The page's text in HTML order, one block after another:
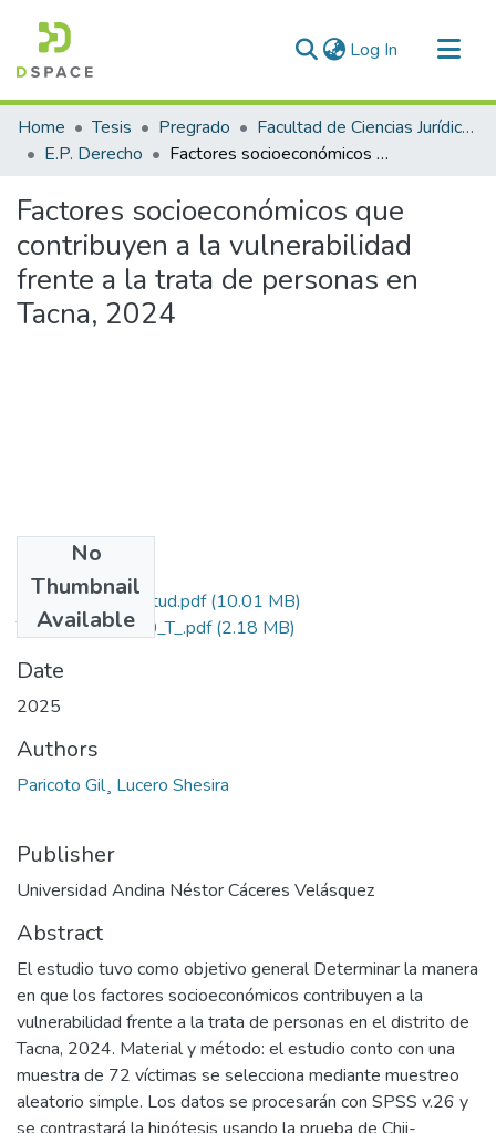
Log In (current)
Communities & Collections
All of DSpace
Home Tesis Pregrado
Facultad de Ciencias Jurídicas y Políticas
E.P. Derecho
Factores socioeconómicos que contribuyen a la vulnerabilidad frente a la trata de personas en Tacna, 2024
Factores socioeconómicos que
contribuyen a la vulnerabilidad
frente a la trata de personas en
Tacna, 2024
No
Thumbnail
Available
Grado de Similitud.pdf(10.01 MB)
T036_70136590_T_.pdf(2.18 MB)
Date
2025
Authors
Paricoto Gil¸ Lucero Shesira
Publisher
Universidad Andina Néstor Cáceres Velásquez
Abstract
El estudio tuvo como objetivo general Determinar la manera
en que los factores socioeconómicos contribuyen a la
vulnerabilidad frente a la trata de personas en el distrito de
Tacna, 2024. Material y método: el estudio conto con una
muestra de 72 víctimas se selecciona mediante muestreo
aleatorio simple. Los datos se procesarán con SPSS v.26 y